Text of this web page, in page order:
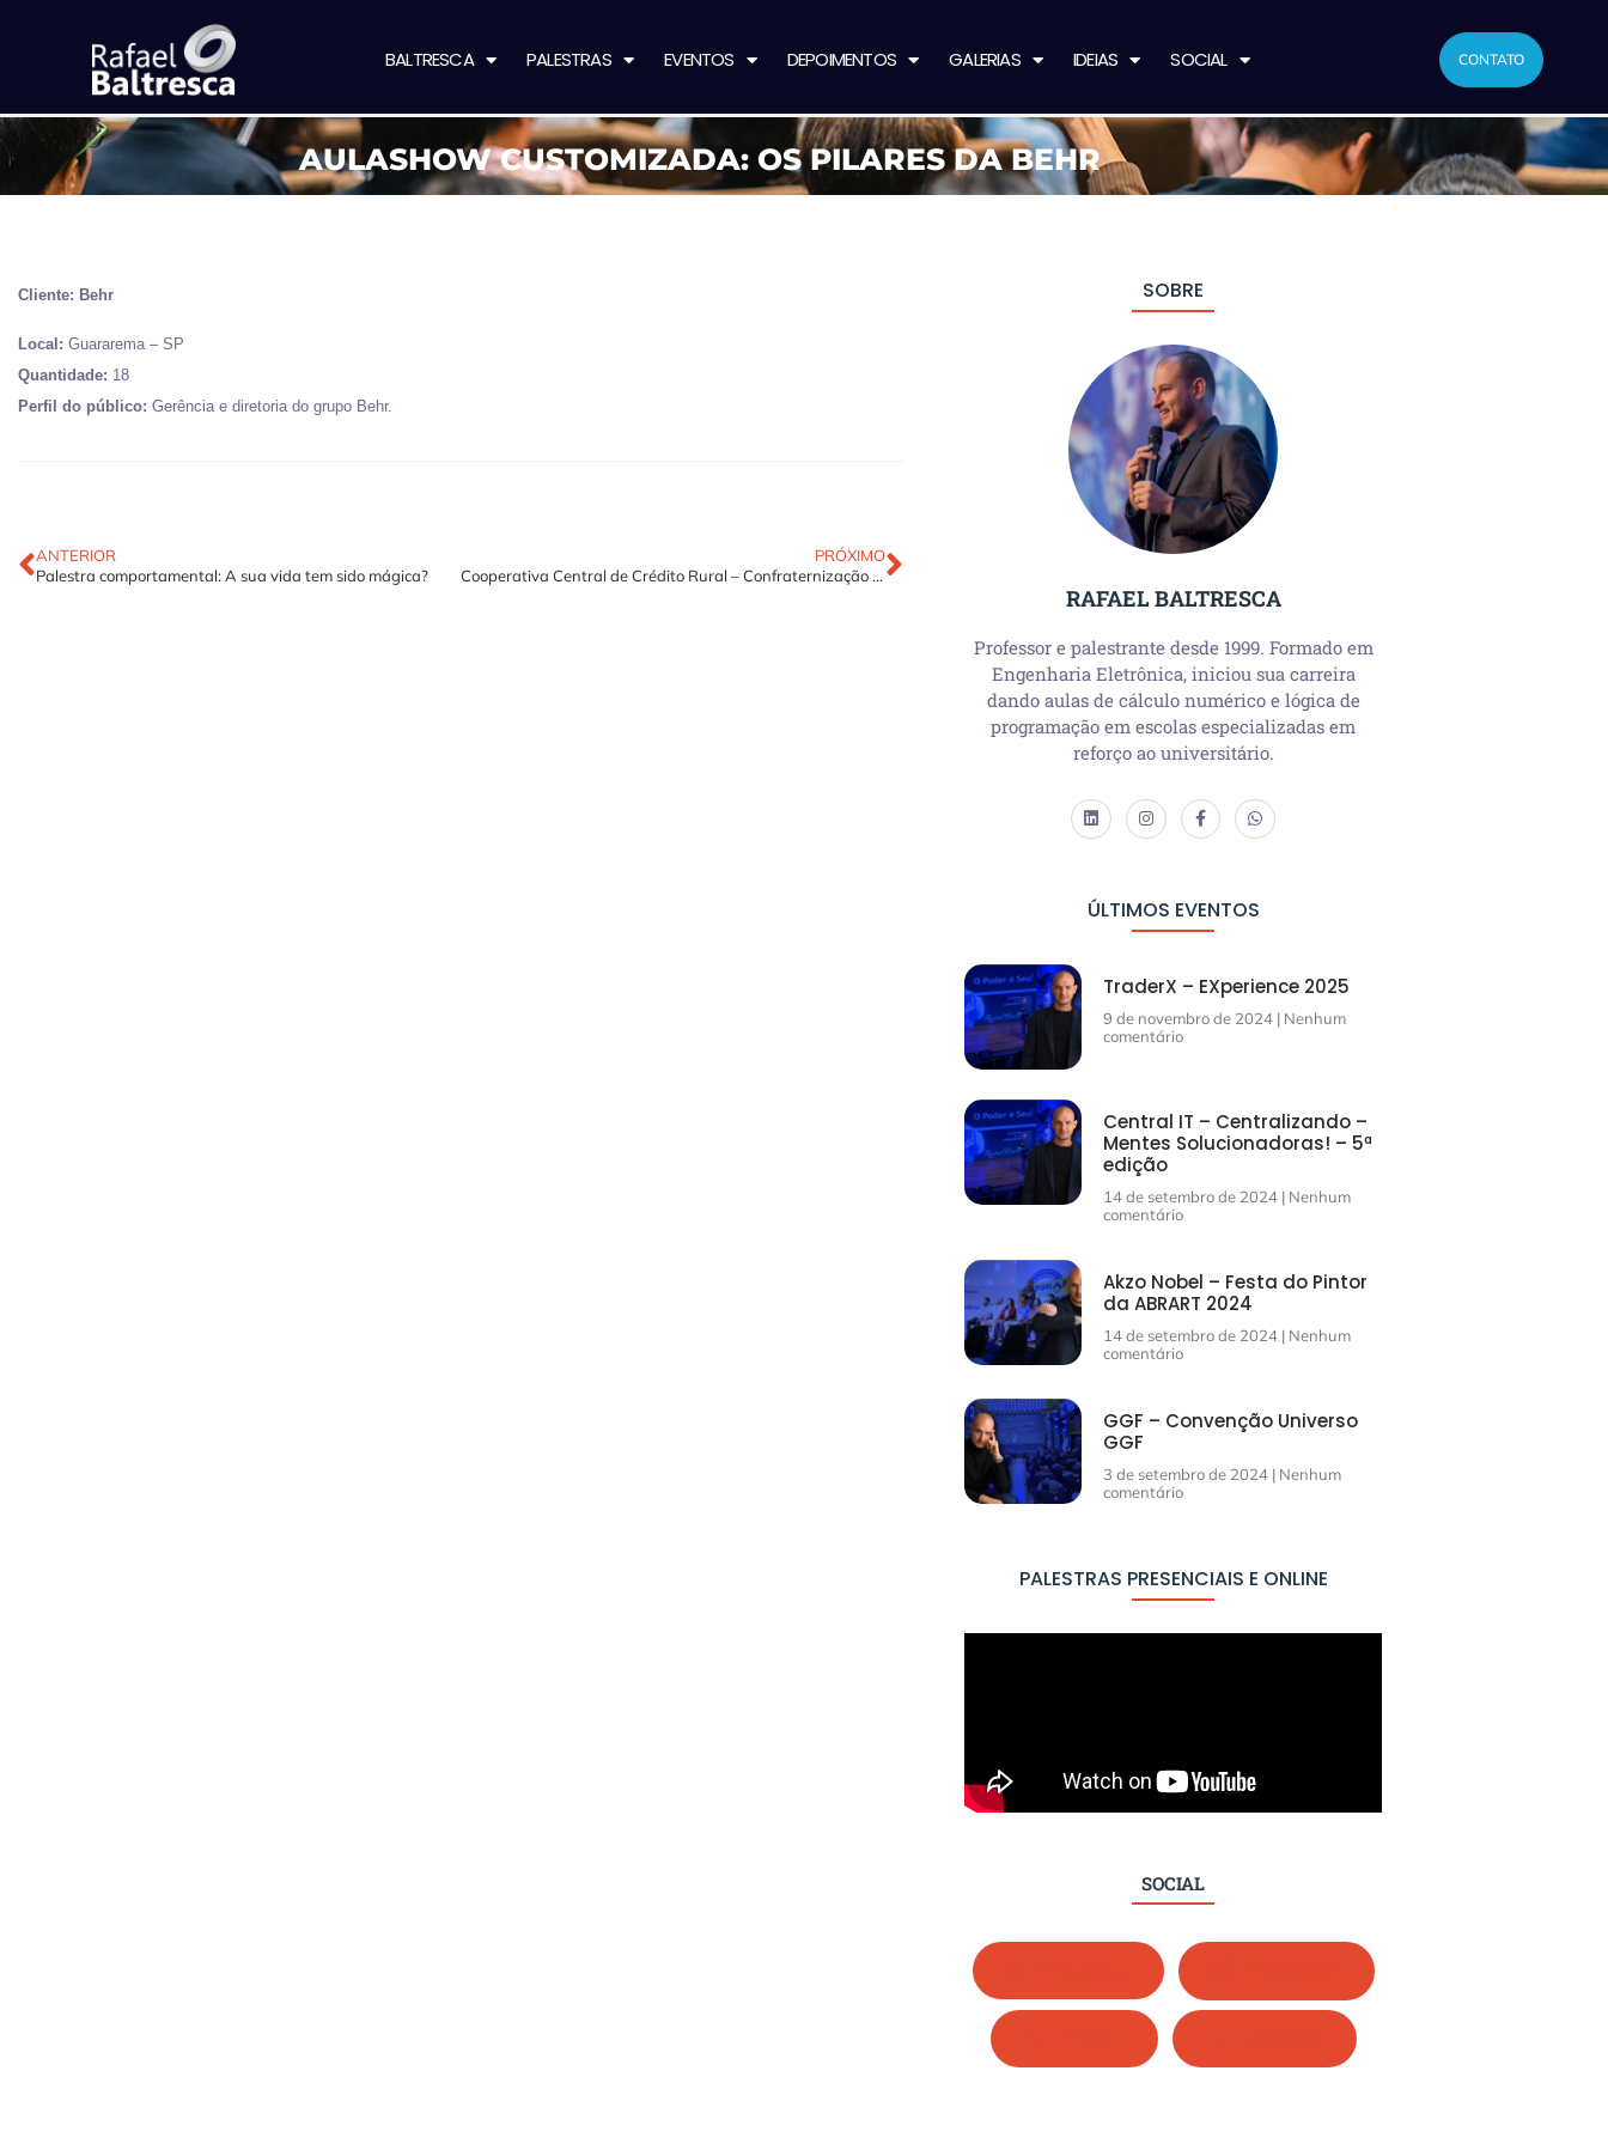
BALTRESCA PALESTRAS EVENTOS DEPOIMENTOS GALERIAS IDEIAS SOCIAL CONTATO
AULASHOW CUSTOMIZADA: OS PILARES DA BEHR
Cliente: Behr
Local: Guararema – SP
Quantidade: 18
Perfil do público: Gerência e diretoria do grupo Behr.
ANTERIOR
Palestra comportamental: A sua vida tem sido mágica?
PRÓXIMO
Cooperativa Central de Crédito Rural – Confraternização de final de ano
SOBRE
RAFAEL BALTRESCA
Professor e palestrante desde 1999. Formado em
Engenharia Eletrônica, iniciou sua carreira
dando aulas de cálculo numérico e lógica de
programação em escolas especializadas em
reforço ao universitário.
ÚLTIMOS EVENTOS
TraderX – EXperience 2025
9 de novembro de 2024 Nenhum
comentário
Central IT – Centralizando –
Mentes Solucionadoras! – 5ª
edição
14 de setembro de 2024 Nenhum
comentário
Akzo Nobel – Festa do Pintor
da ABRART 2024
14 de setembro de 2024 Nenhum
comentário
GGF – Convenção Universo
GGF
3 de setembro de 2024 Nenhum
comentário
PALESTRAS PRESENCIAIS E ONLINE
SOCIAL